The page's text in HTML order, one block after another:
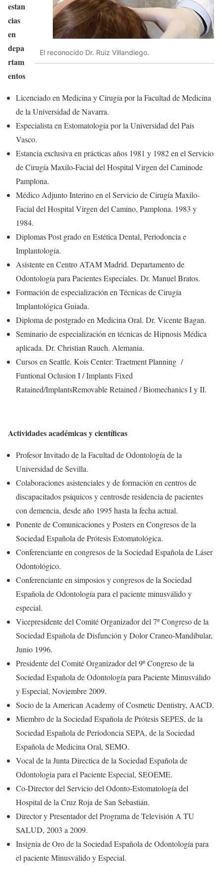
El reconocido Dr. Ruiz Villandiego.
estan
cias
en
depa
rtam
entos
Licenciado en Medicina y Cirugía por la Facultad de Medicina
de la Universidad de Navarra.
Especialista en Estomatología por la Universidad del País
Vasco.
Estancia exclusiva en prácticas años 1981 y 1982 en el Servicio
de Cirugía Maxilo-Facial del Hospital Virgen del Caminode
Pamplona.
Médico Adjunto Interino en el Servicio de Cirugía Maxilo-
Facial del Hospital Virgen del Camino, Pamplona. 1983 y
1984.
Diplomas Post grado en Estética Dental, Periodoncia e
Implantología.
Asistente en Centro ATAM Madrid. Departamento de
Odontología para Pacientes Especiales. Dr. Manuel Bratos.
Formación de especialización en Técnicas de Cirugía
Implantológica Guiada.
Diploma de postgrado en Medicina Oral. Dr. Vicente Bagan.
Seminario de especialización en técnicas de Hipnosis Médica
aplicada. Dr. Christian Rauch. Alemania.
Cursos en Seattle. Kois Center: Traetment Planning /
Funtional Oclusion I / Implants Fixed
Ratained/ImplantsRemovable Retained / Biomechanics I y II.
Actividades académicas y científicas
Profesor Invitado de la Facultad de Odontología de la
Universidad de Sevilla.
Colaboraciones asistenciales y de formación en centros de
discapacitados psíquicos y centrosde residencia de pacientes
con demencia, desde año 1995 hasta la fecha actual.
Ponente de Comunicaciones y Posters en Congresos de la
Sociedad Española de Prótesis Estomatológica.
Conferenciante en congresos de la Sociedad Española de Láser
Odontológico.
Conferenciante en simposios y congresos de la Sociedad
Española de Odontología para el paciente minusválido y
especial.
Vicepresidente del Comité Organizador del 7º Congreso de la
Sociedad Española de Disfunción y Dolor Craneo-Mandibular,
Junio 1996.
Presidente del Comité Organizador del 9º Congreso de la
Sociedad Española de Odontología para Paciente Minusválido
y Especial, Noviembre 2009.
Socio de la American Academy of Cosmetic Dentistry, AACD.
Miembro de la Sociedad Española de Prótesis SEPES, de la
Sociedad Española de Periodoncia SEPA, de la Sociedad
Española de Medicina Oral, SEMO.
Vocal de la Junta Directica de la Sociedad Española de
Odontologia para el Paciente Especial, SEOEME.
Co-Director del Servicio del Odonto-Estomatología del
Hospital de la Cruz Roja de San Sebastián.
Director y Presentador del Programa de Televisión A TU
SALUD, 2003 a 2009.
Insignia de Oro de la Sociedad Española de Odontología para
el paciente Minusválido y Especial.